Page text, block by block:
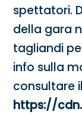
spettatori.
della gara
tagliandi
info sulla
consultare
https://